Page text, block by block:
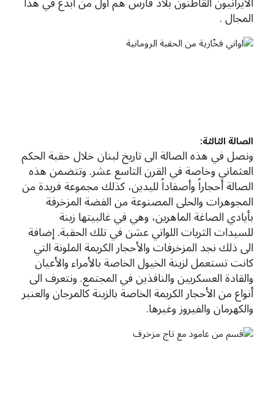
المجال .
الصالة الثالثة:
ونصل في هذه الصالة الى تاريخ لبنان خلال حقبة الحكم
العثماني وخاصة في القرن التاسع عشر. وتتضمن هذه
الصالة أحجاراً وأصفاداً لليدين، كذلك مجموعة فريدة من
المجوهرات والحلى المصنوعة من الفضة المزخرفة
بأيادي الصاغة الماهرين، وهي في غالبيتها زينة
للسيدات الثريات اللواتي عشن في تلك الحقبة. إضافة
الى ذلك نجد المزخرفات والأحجار الكريمة الملونة التي
كانت تستعمل لزينة الخيول الخاصة بالأمراء والأعيان
والقادة العسكريين والنافذين في المجتمع. ونتعرف الى
أنواع من الأحجار الكريمة الخاصة بالزينة كالمرجان والعنبر
والكهرمان والفيروز وغيرها.